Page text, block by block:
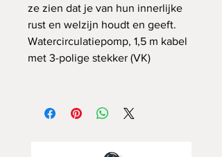
ze zien dat je van hun innerlijke
rust en welzijn houdt en geeft.
Watercirculatiepomp, 1,5 m kabel
met 3-polige stekker (VK)